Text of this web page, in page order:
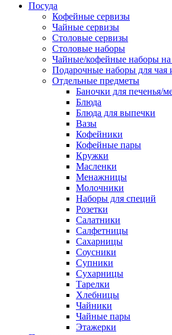
Посуда
Кофейные сервизы
Чайные сервизы
Столовые сервизы
Столовые наборы
Чайные/кофейные наборы на
Подарочные наборы для чая
Отдельные предметы
Баночки для печенья/
Блюда
Блюда для выпечки
Вазы
Кофейники
Кофейные пары
Кружки
Масленки
Менажницы
Молочники
Наборы для специй
Розетки
Салатники
Салфетницы
Сахарницы
Соусники
Супники
Сухарницы
Тарелки
Хлебницы
Чайники
Чайные пары
Этажерки